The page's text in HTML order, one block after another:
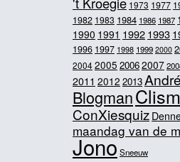
1973 1977
1982 1983 1984 1986 1987
1990 1991 19921993
1996 1997 1998 1999 2000
20042005 20062007
2011 2012 2013André
Blogman
ConXiesquiz
maandag van de
JonoSneeuw